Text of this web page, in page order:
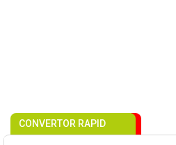
CONVERTOR RAPID